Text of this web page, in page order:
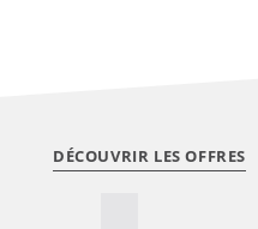
DÉCOUVRIR LES OFFRES